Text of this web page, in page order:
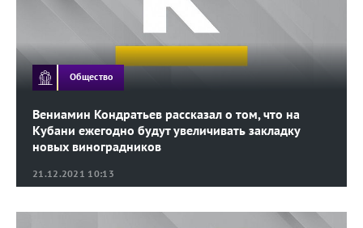
21.12.2021 10:13
Вениамин Кондратьев рассказал о том, что на
Кубани ежегодно будут увеличивать закладку
новых виноградников
Общество